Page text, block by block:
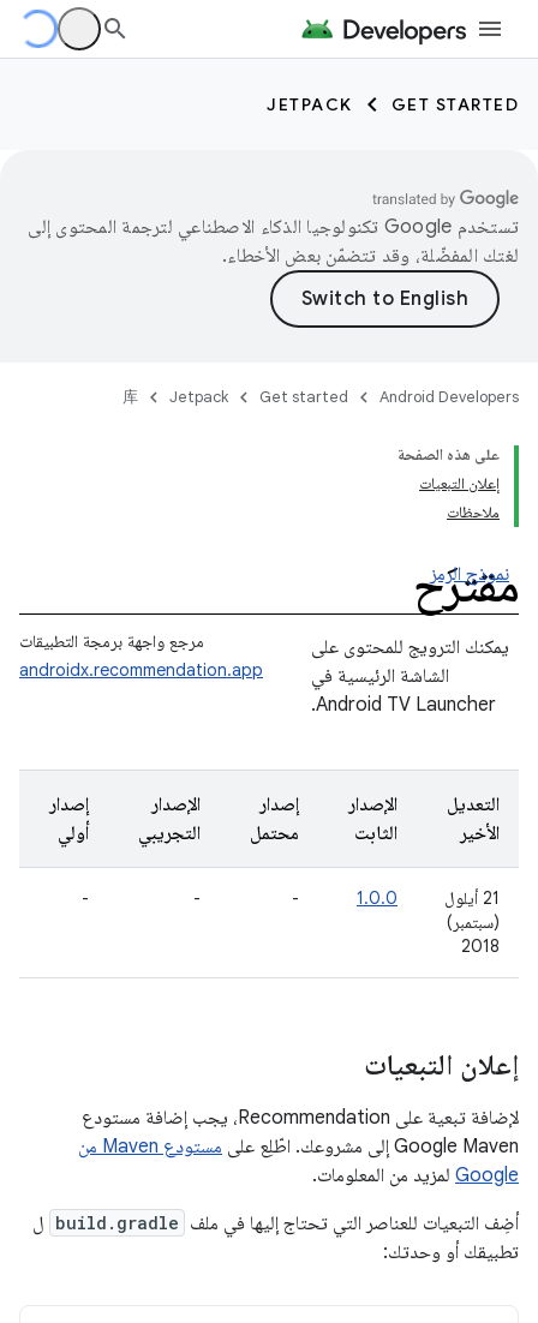
GET STARTED
JETPACK
تستخدم Google تكنولوجيا الذكاء الاصطناعي لترجمة المحتوى إلى
لغتك المفضّلة، وقد تتضمّن بعض الأخطاء.
Android Developers
Get started
Jetpack
库
على هذه الصفحة
إعلان التبعيات
ملاحظات
مقترَح
نموذج الرمز
مرجع واجهة برمجة التطبيقات
androidx.recommendation.app
يمكنك الترويج للمحتوى على
الشاشة الرئيسية في
Android TV Launcher.
التعديل
الأخير
الإصدار
الثابت
إصدار
محتمل
الإصدار
التجريبي
إصدار
أولي
21 أيلول
(سبتمبر)
2018
1.0.0
-
-
-
إعلان التبعيات
لإضافة تبعية على Recommendation، يجب إضافة مستودع
Google Maven إلى مشروعك. اطّلِع على
مستودع Maven من
Google لمزيد من المعلومات.
أضِف التبعيات للعناصر التي تحتاج إليها في ملف build.gradle ل
تطبيقك أو وحدتك: